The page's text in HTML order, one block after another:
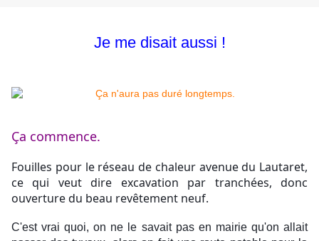
Je me disait aussi !
Ça commence.
Fouilles pour le réseau de chaleur avenue du Lautaret,
ce qui veut dire excavation par tranchées, donc
ouverture du beau revêtement neuf.
C'est vrai quoi, on ne le savait pas en mairie qu'on allait